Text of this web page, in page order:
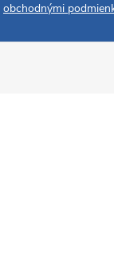
obchodnými